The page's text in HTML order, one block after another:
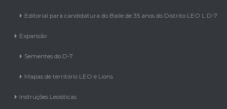
Expansão
Sementes do D-7
Mapas de território LEO e Lions
Instruções Leoísticas
AL 2021/2022